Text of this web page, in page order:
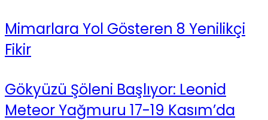
Mimarlara Yol Gösteren 8 Yenilikçi
Fikir
Gökyüzü Şöleni Başlıyor: Leonid
Meteor Yağmuru 17-19 Kasım’da